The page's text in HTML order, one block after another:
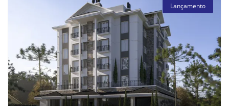
Lançamento